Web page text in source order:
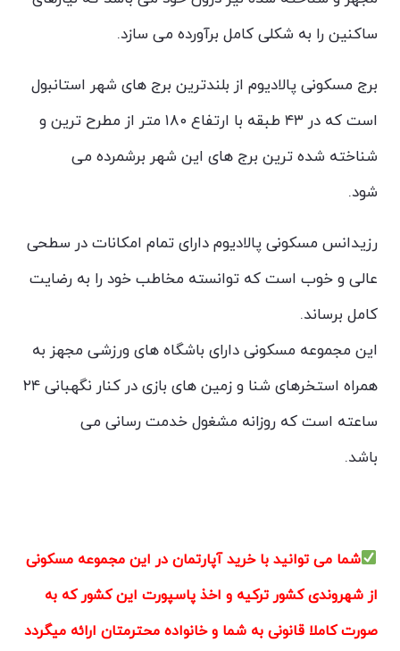
ساکنین را به شکلی کامل برآورده می سازد.
برج مسکونی پالادیوم از بلندترین برج های شهر استانبول
است که در ۴۳ طبقه با ارتفاع ۱۸۰ متر از مطرح ترین و
شناخته شده ترین برج های این شهر برشمرده می
شود.
رزیدانس مسکونی پالادیوم دارای تمام امکانات در سطحی
عالی و خوب است که توانسته مخاطب خود را به رضایت
کامل برساند.
این مجموعه مسکونی دارای باشگاه های ورزشی مجهز به
همراه استخرهای شنا و زمین های بازی در کنار نگهبانی ۲۴
ساعته است که روزانه مشغول خدمت رسانی می
باشد.
شما می توانید با خرید آپارتمان در این مجموعه مسکونی
از شهروندی کشور ترکیه و اخذ پاسپورت این کشور که به
صورت کاملا قانونی به شما و خانواده محترمتان ارائه میگردد